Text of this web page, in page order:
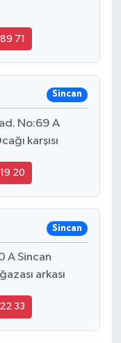
71
Sincan
No:69 A
karşısı
20
Sincan
A Sincan
arkası
33